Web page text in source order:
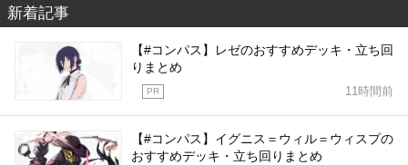
新着記事
【#コンパス】レゼのおすすめデッキ・立ち回
りまとめ
11時間前
PR
【#コンパス】イグニス＝ウィル＝ウィスプの
おすすめデッキ・立ち回りまとめ